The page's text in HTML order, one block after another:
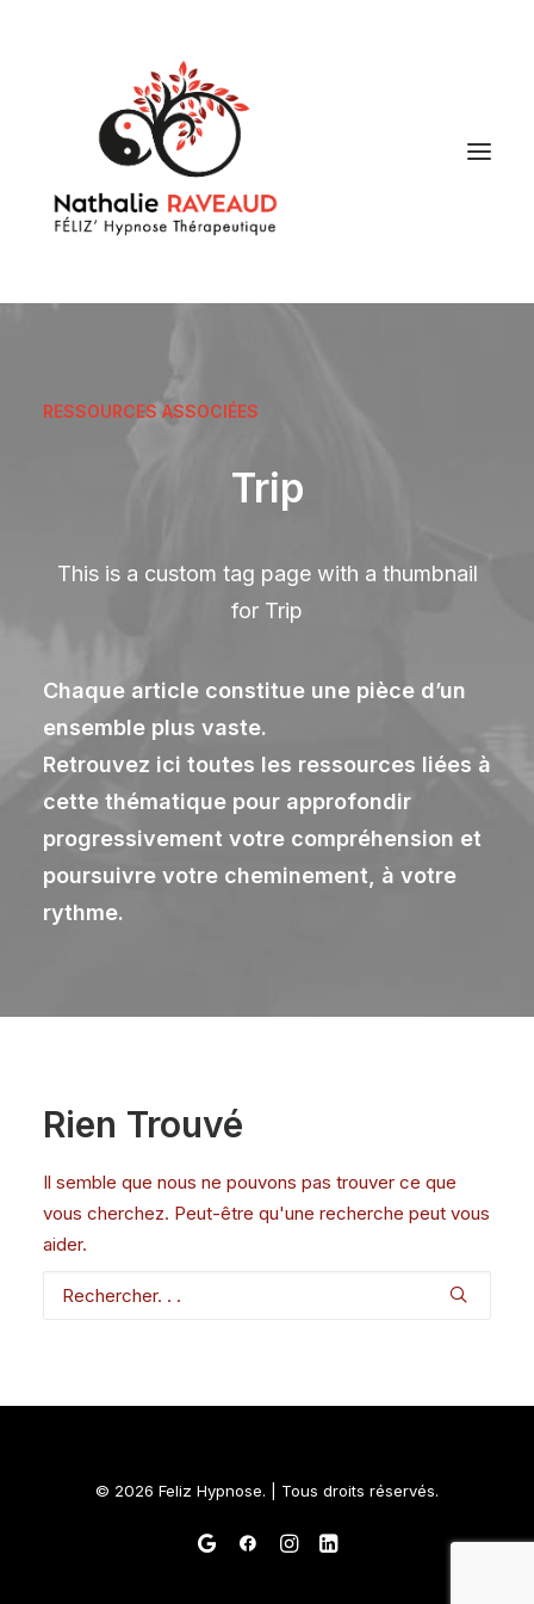
RESSOURCES ASSOCIÉES
Trip
This is a custom tag page with a thumbnail
for Trip
Chaque article constitue une pièce d’un
ensemble plus vaste.
Retrouvez ici toutes les ressources liées à
cette thématique pour approfondir
progressivement votre compréhension et
poursuivre votre cheminement, à votre
rythme.
Rien Trouvé
Il semble que nous ne pouvons pas trouver ce que
vous cherchez. Peut-être qu'une recherche peut vous
aider.
© 2026 Feliz Hypnose. | Tous droits réservés.